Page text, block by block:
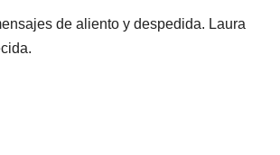
de aliento y despedida. Laura